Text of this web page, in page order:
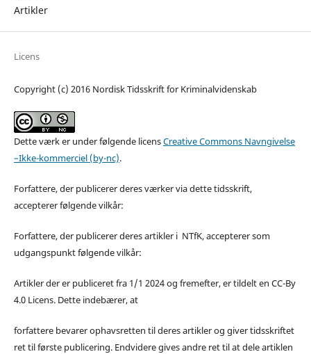
Artikler
Licens
Copyright (c) 2016 Nordisk Tidsskrift for Kriminalvidenskab
Dette værk er under følgende licensCreative Commons Navngivelse
–Ikke-kommerciel (by-nc).
Forfattere, der publicerer deres værker via dette tidsskrift,
accepterer følgende vilkår:
Forfattere, der publicerer deres artikler i NTfK, accepterer som
udgangspunkt følgende vilkår:
Artikler der er publiceret fra 1/1 2024 og fremefter, er tildelt en CC-By
4.0 Licens. Dette indebærer, at
forfattere bevarer ophavsretten til deres artikler og giver tidsskriftet
ret til første publicering. Endvidere gives andre ret til at dele artiklen